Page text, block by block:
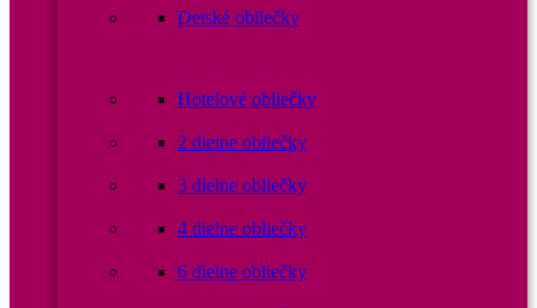
Detské obliečky
Hotelové obliečky
2 dielne obliečky
3 dielne obliečky
4 dielne obliečky
6 dielne obliečky